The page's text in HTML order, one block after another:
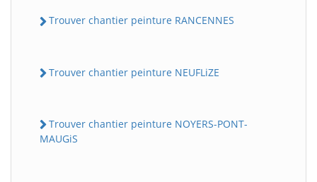
Trouver chantier peinture RANCENNES
Trouver chantier peinture NEUFLiZE
Trouver chantier peinture NOYERS-PONT-
MAUGiS